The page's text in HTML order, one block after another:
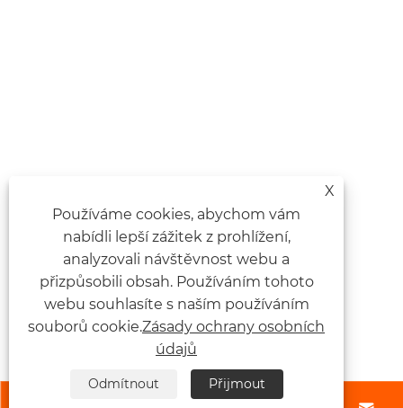
X
Používáme cookies, abychom vám
nabídli lepší zážitek z prohlížení,
analyzovali návštěvnost webu a
přizpůsobili obsah. Používáním tohoto
webu souhlasíte s naším používáním
souborů cookie.Zásady ochrany osobních
údajů
Odmítnout Přijmout